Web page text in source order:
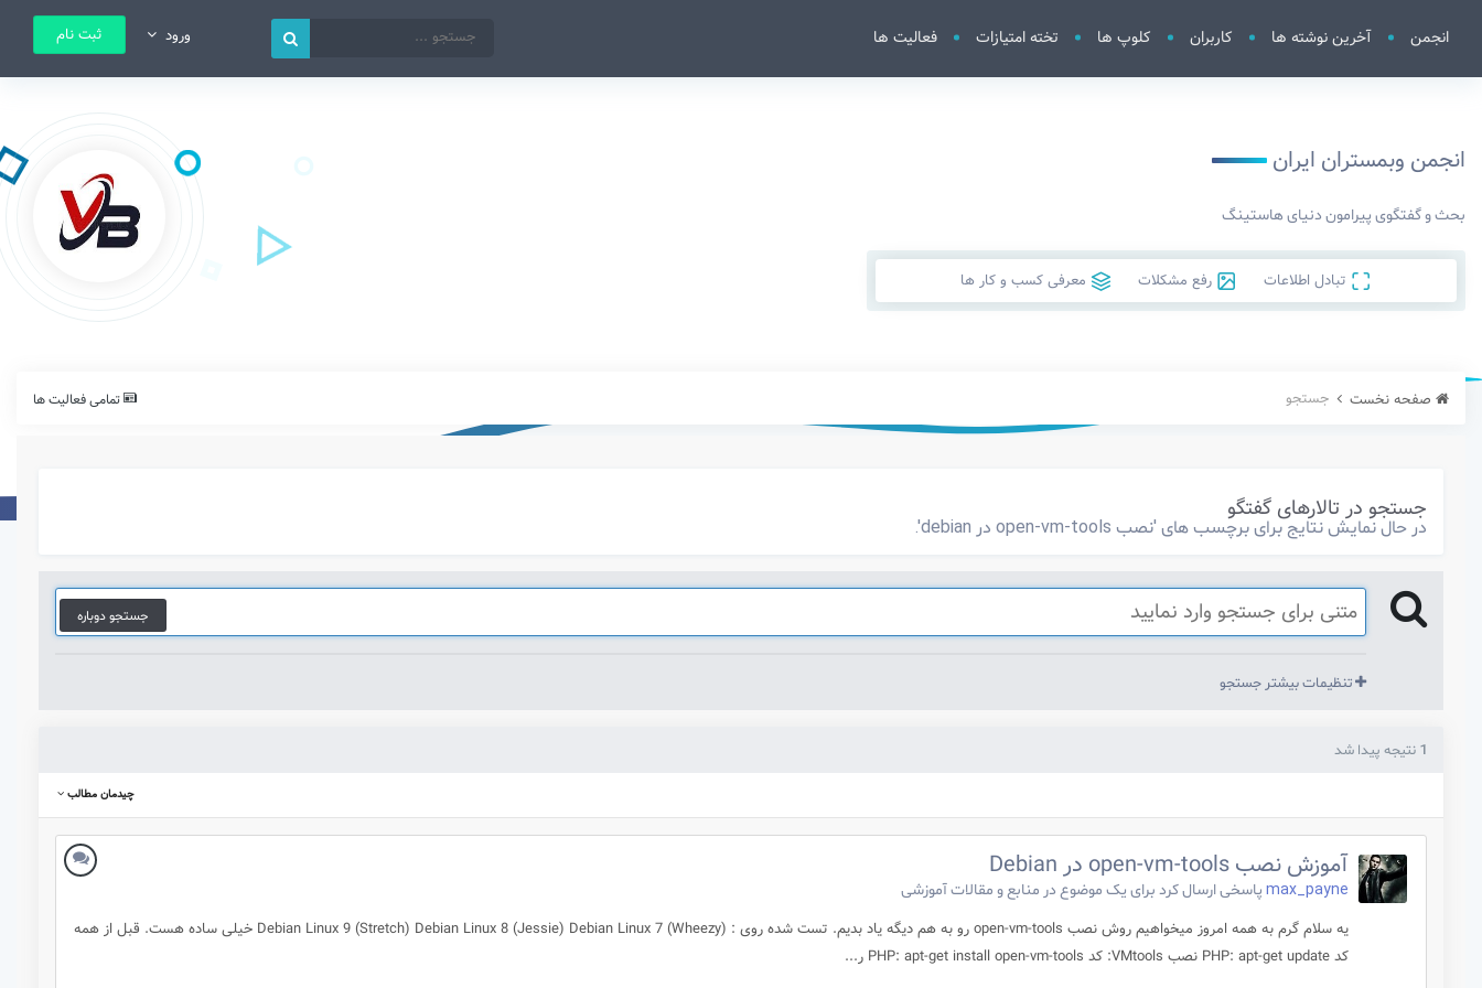
انجمن آخرین نوشته ها کاربران کلوپ ها تخته امتیازات فعالیت ها ورود ثبت نام
انجمن وبمستران ایران
بحث و گفتگوی پیرامون دنیای هاستینگ
تبادل اطلاعات رفع مشکلات معرفی کسب و کار ها
تمامی فعالیت ها صفحه نخست جستجو
جستجو در تالارهای گفتگو
در حال نمایش نتایج برای برچسب های 'نصب open-vm-tools در debian'.
جستجو دوباره
تنظیمات بیشتر جستجو
1 نتیجه پیدا شد
چیدمان مطالب
آموزش نصب open-vm-tools در Debian
max_payne پاسخی ارسال کرد برای یک موضوع در منابع و مقالات آموزشی
یه سلام گرم به همه امروز میخواهیم روش نصب open-vm-tools رو به هم دیگه یاد بدیم. تست شده روی : Debian Linux 9 (Stretch) Debian Linux 8 (Jessie) Debian Linux 7 (Wheezy) خیلی ساده هست. قبل از همه
کد PHP: apt-get update نصب VMtools: کد PHP: apt-get install open-vm-tools ر...